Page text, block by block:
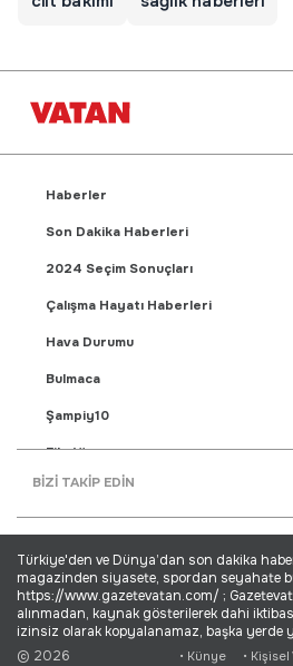
Haberler
Son Dakika Haberleri
2024 Seçim Sonuçları
Çalışma Hayatı Haberleri
Hava Durumu
Bulmaca
Şampiy10
Fikstür
Puan Durumu
Yaşam Haberleri
Ekonomi Haberleri
Dünya Haberleri
BİZİ TAKİP EDİN
Türkiye'den ve Dünya’dan son dakika
magazinden siyasete, spordan seyahate
https://www.gazetevatan.com/ ;
alınmadan, kaynak gösterilerek dahi
izinsiz olarak kopyalanamaz, başka yerde
© 2026
• Künye
•